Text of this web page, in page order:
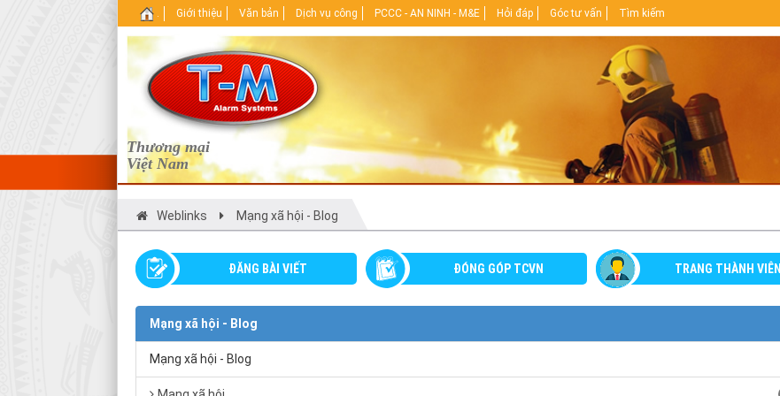
Thương mại
Việt Nam
. Giới thiệu Văn bản Dịch vụ công PCCC - AN NINH - M&E Hỏi đáp Góc tư vấn Tìm kiếm
Weblinks Mạng xã hội - Blog
ĐĂNG BÀI VIẾT ĐÓNG GÓP TCVN TRANG THÀNH VIÊN
Mạng xã hội - Blog
Mạng xã hội - Blog